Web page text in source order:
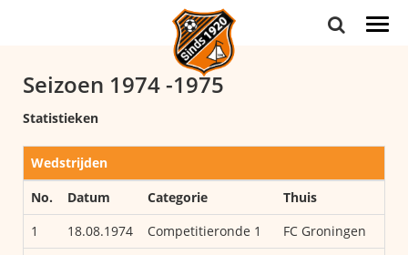
Seizoen 1974 -1975
Statistieken
Wedstrijden
No.
Datum Categorie Thuis
1
18.08.1974 Competitieronde 1 FC Groningen